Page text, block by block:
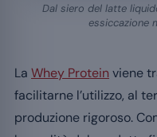
Dal siero del latte
essiccazione
La Whey Protein viene
facilitarne l’utilizzo, al
produzione rigoroso.